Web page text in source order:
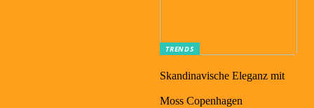
TRENDS
Skandinavische Eleganz mit
Moss Copenhagen